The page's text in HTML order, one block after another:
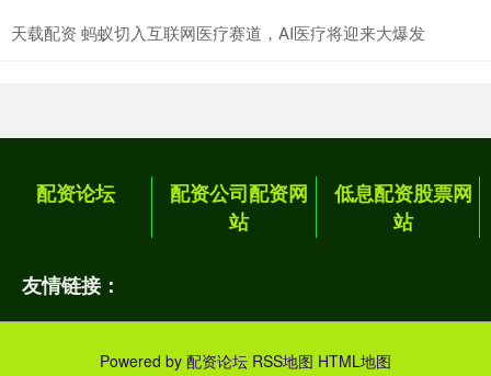
天载配资 蚂蚁切入互联网医疗赛道，AI医疗将迎来大爆发
配资论坛
配资公司配资网
站
低息配资股票网
站
友情链接：
Powered by 配资论坛 RSS地图 HTML地图